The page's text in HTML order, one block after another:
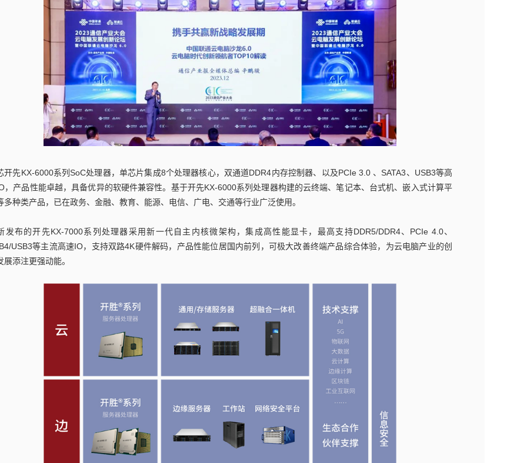
开先KX-6000系列SoC处理器，单芯片集成8个处理器核心，双通道DDR4内存控制器、以及PCIe 3.0 、SATA3、USB3等高
，产品性能卓越，具备优异的软硬件兼容性。基于开先KX-6000系列处理器构建的云终端、笔记本、台式机、嵌入式计算平
多种类产品，已在政务、金融、教育、能源、电信、广电、交通等行业广泛使用。
发布的开先KX-7000系列处理器采用新一代自主内核微架构，集成高性能显卡，最高支持DDR5/DDR4、PCIe 4.0、
USB3等主流高速IO，支持双路4K硬件解码，产品性能位居国内前列，可极大改善终端产品综合体验，为云电脑产业的创
展添注更强动能。